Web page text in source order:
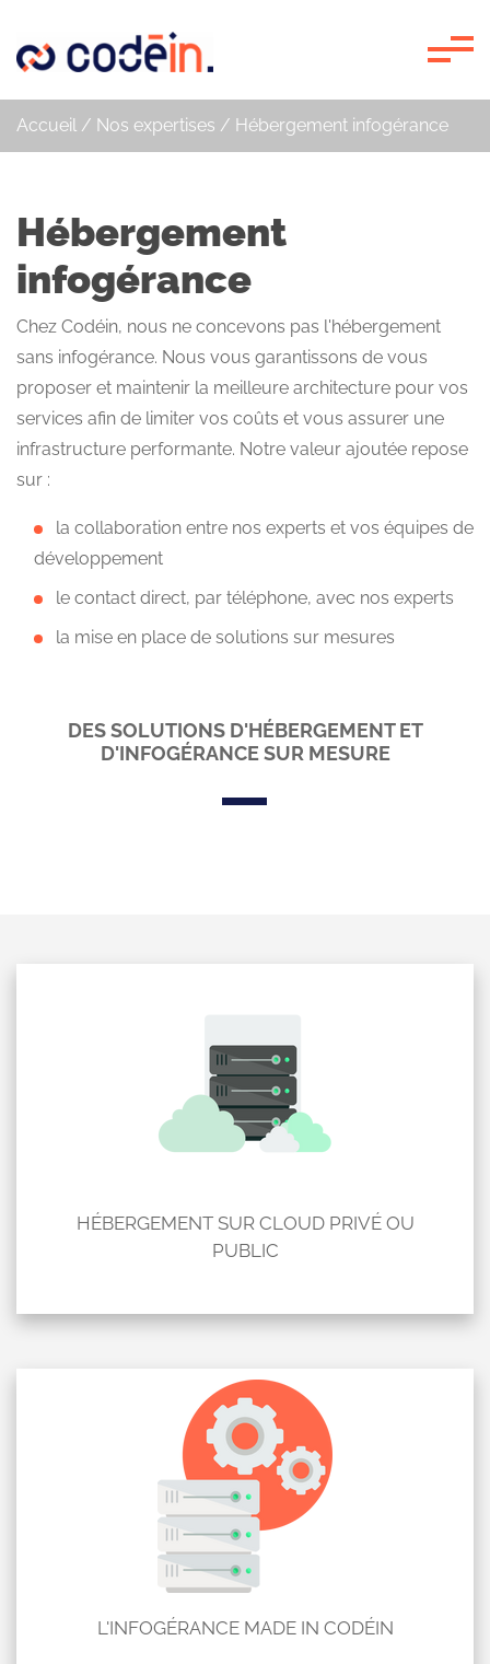
Accueil / Nos expertises / Hébergement infogérance
Hébergement
infogérance
Chez Codéin, nous ne concevons pas l'hébergement
sans infogérance. Nous vous garantissons de vous
proposer et maintenir la meilleure architecture pour vos
services afin de limiter vos coûts et vous assurer une
infrastructure performante. Notre valeur ajoutée repose
sur :
la collaboration entre nos experts et vos équipes de
développement
le contact direct, par téléphone, avec nos experts
la mise en place de solutions sur mesures
DES SOLUTIONS D'HÉBERGEMENT ET
D'INFOGÉRANCE SUR MESURE
HÉBERGEMENT SUR CLOUD PRIVÉ OU
PUBLIC
L'INFOGÉRANCE MADE IN CODÉIN